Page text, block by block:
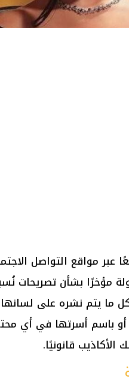
عبر مواقع التواصل
مؤخرًا بشأن تصريحات
كل ما يتم نشره على
أو باسم أسرتها في أي
قانونيًا.